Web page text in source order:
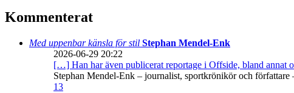
Kommenterat
Med uppenbar känsla för stil Stephan Mendel-Enk
2026-06-29 20:22
[…] Han har även publicerat reportage i Offside, bland
Stephan Mendel-Enk – journalist, sportkrönikör och författare
13